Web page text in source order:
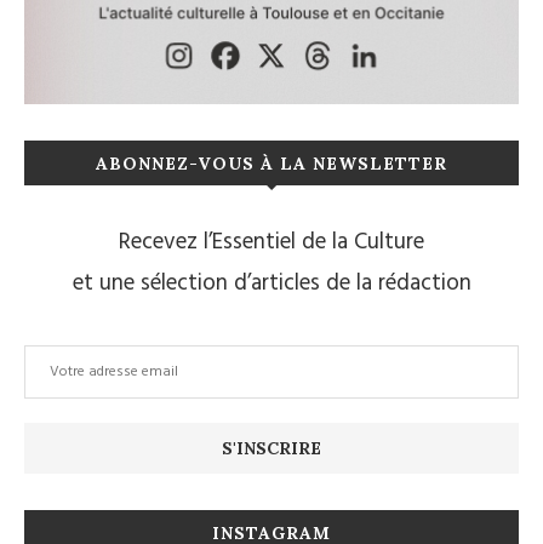
ABONNEZ-VOUS À LA NEWSLETTER
Recevez l’Essentiel de la Culture
et une sélection d’articles de la rédaction
INSTAGRAM